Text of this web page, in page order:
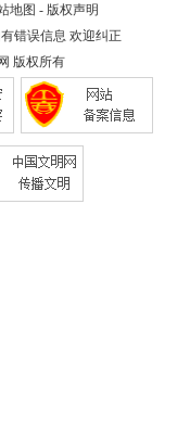
地图 - 版权声明
错误信息 欢迎纠正
版权所有